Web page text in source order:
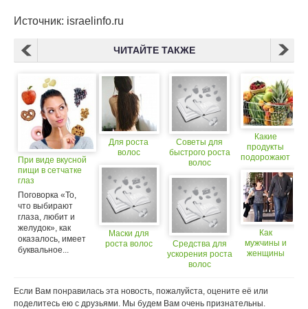
Источник: israelinfo.ru
ЧИТАЙТЕ ТАКЖЕ
При виде вкусной
пищи в сетчатке
глаз
увеличивается
уровень «гормона
удовольствия»
Поговорка «То,
что выбирают
глаза, любит и
желудок», как
оказалось, имеет
буквальное...
Для роста
волос
Маски для
роста волос
Советы для
быстрого роста
волос
Средства для
ускорения роста
волос
Какие
продукты
подорожают
доллара?
Как
мужчины и
женщины
роста?
Если Вам понравилась эта новость, пожалуйста, оцените её или
поделитесь ею с друзьями. Мы будем Вам очень признательны.